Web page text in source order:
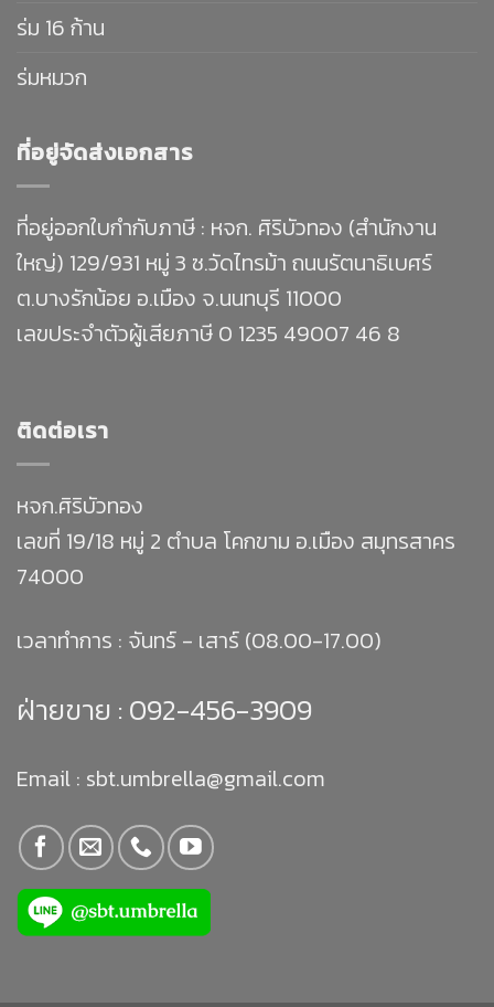
ร่ม 16 ก้าน
ร่มหมวก
ที่อยู่จัดส่งเอกสาร
ที่อยู่ออกใบกำกับภาษี : หจก. ศิริบัวทอง (สำนักงาน
ใหญ่) 129/931 หมู่ 3 ซ.วัดไทรม้า ถนนรัตนาธิเบศร์
ต.บางรักน้อย อ.เมือง จ.นนทบุรี 11000
เลขประจำตัวผู้เสียภาษี 0 1235 49007 46 8
ติดต่อเรา
หจก.ศิริบัวทอง
เลขที่ 19/18 หมู่ 2 ตำบล โคกขาม อ.เมือง สมุทรสาคร
74000
เวลาทำการ : จันทร์ - เสาร์ (08.00-17.00)
ฝ่ายขาย : 092-456-3909
Email : sbt.umbrella@gmail.com